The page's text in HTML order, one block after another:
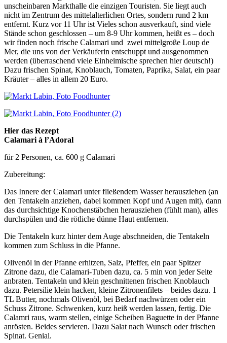
unscheinbaren Markthalle die einzigen Touristen. Sie liegt auch
nicht im Zentrum des mittelalterlichen Ortes, sondern rund 2 km
entfernt. Kurz vor 11 Uhr ist Vieles schon ausverkauft, sind viele
Stände schon geschlossen – um 8-9 Uhr kommen, heißt es – doch
wir finden noch frische Calamari und zwei mittelgroße Loup de
Mer, die uns von der Verkäuferin entschuppt und ausgenommen
werden (überraschend viele Einheimische sprechen hier deutsch!)
Dazu frischen Spinat, Knoblauch, Tomaten, Paprika, Salat, ein paar
Kräuter – alles in allem 20 Euro.
Hier das Rezept
Calamari à l’Adoral
für 2 Personen, ca. 600 g Calamari
Zubereitung:
Das Innere der Calamari unter fließendem Wasser herausziehen (an
den Tentakeln anziehen, dabei kommen Kopf und Augen mit), dann
das durchsichtige Knochenstäbchen herausziehen (fühlt man), alles
durchspülen und die rötliche dünne Haut entfernen.
Die Tentakeln kurz hinter dem Auge abschneiden, die Tentakeln
kommen zum Schluss in die Pfanne.
Olivenöl in der Pfanne erhitzen, Salz, Pfeffer, ein paar Spitzer
Zitrone dazu, die Calamari-Tuben dazu, ca. 5 min von jeder Seite
anbraten. Tentakeln und klein geschnittenen frischen Knoblauch
dazu. Petersilie klein hacken, kleine Zitronenfilets – beides dazu. 1
TL Butter, nochmals Olivenöl, bei Bedarf nachwürzen oder ein
Schuss Zitrone. Schwenken, kurz heiß werden lassen, fertig. Die
Calamri raus, warm stellen, einige Scheiben Baguette in der Pfanne
anrösten. Beides servieren. Dazu Salat nach Wunsch oder frischen
Spinat. Genial.